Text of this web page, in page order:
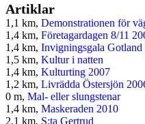
Artiklar
1,1 km, Demonstrationen för
1,4 km, Företagardagen 8/11
1,4 km, Invigningsgala Gotland
1,5 km, Kultur i natten
1,4 km, Kulturting 2007
1,2 km, Livrädda Östersjön
0 m, Mal- eller slungstenar
1,4 km, Maskeraden 2010
2,1 km, S:ta Gertrud